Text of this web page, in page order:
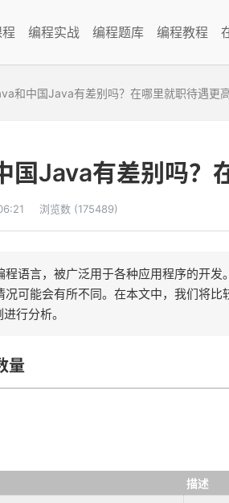
编程实战 编程题库 编程教程
和中国Java有差别吗？在哪里就职待遇更高
国Java有差别吗？
浏览数 (175489)
语言，被广泛用于各种应用程序的开
况可能会有所不同。在本文中，我们将
行分析。
量
描述